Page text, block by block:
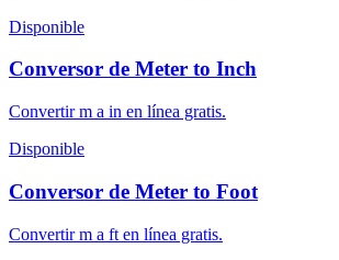
Disponible
Conversor de Meter to Inch
Convertir m a in en línea gratis.
Disponible
Conversor de Meter to Foot
Convertir m a ft en línea gratis.